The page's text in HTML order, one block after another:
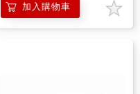
加入購物車